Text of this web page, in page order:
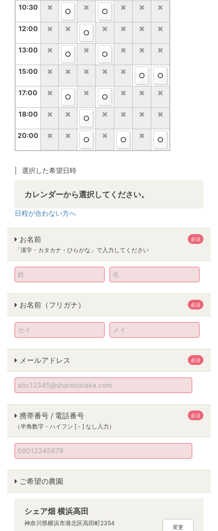
10:30
12:00
13:00
15:00
17:00
18:00
20:00
10:30
12:00
13:00
15:00
17:00
18:00
20:00
選択した希望日時
カレンダーから選択してください。
日程が合わない方へ
必須
お名前
「漢字・カタカナ・ひらがな」で入力してください
必須
お名前（フリガナ）
必須
メールアドレス
必須
携帯番号 / 電話番号
（半角数字・ハイフン [ - ] なし入力）
ご希望の農園
シェア畑 横浜高田
神奈川県横浜市港北区高田町2354
変更